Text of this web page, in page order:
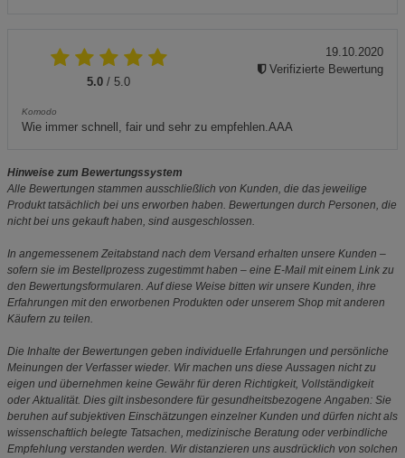
5.0 / 5.0
Komodo
Wie immer schnell, fair und sehr zu empfehlen.AAA
19.10.2020
Verifizierte Bewertung
Hinweise zum Bewertungssystem
Alle Bewertungen stammen ausschließlich von Kunden, die das jeweilige
Produkt tatsächlich bei uns erworben haben. Bewertungen durch Personen, die
nicht bei uns gekauft haben, sind ausgeschlossen.
In angemessenem Zeitabstand nach dem Versand erhalten unsere Kunden –
sofern sie im Bestellprozess zugestimmt haben – eine E-Mail mit einem Link zu
den Bewertungsformularen. Auf diese Weise bitten wir unsere Kunden, ihre
Erfahrungen mit den erworbenen Produkten oder unserem Shop mit anderen
Käufern zu teilen.
Die Inhalte der Bewertungen geben individuelle Erfahrungen und persönliche
Meinungen der Verfasser wieder. Wir machen uns diese Aussagen nicht zu
eigen und übernehmen keine Gewähr für deren Richtigkeit, Vollständigkeit
oder Aktualität. Dies gilt insbesondere für gesundheitsbezogene Angaben: Sie
beruhen auf subjektiven Einschätzungen einzelner Kunden und dürfen nicht als
wissenschaftlich belegte Tatsachen, medizinische Beratung oder verbindliche
Empfehlung verstanden werden. Wir distanzieren uns ausdrücklich von solchen